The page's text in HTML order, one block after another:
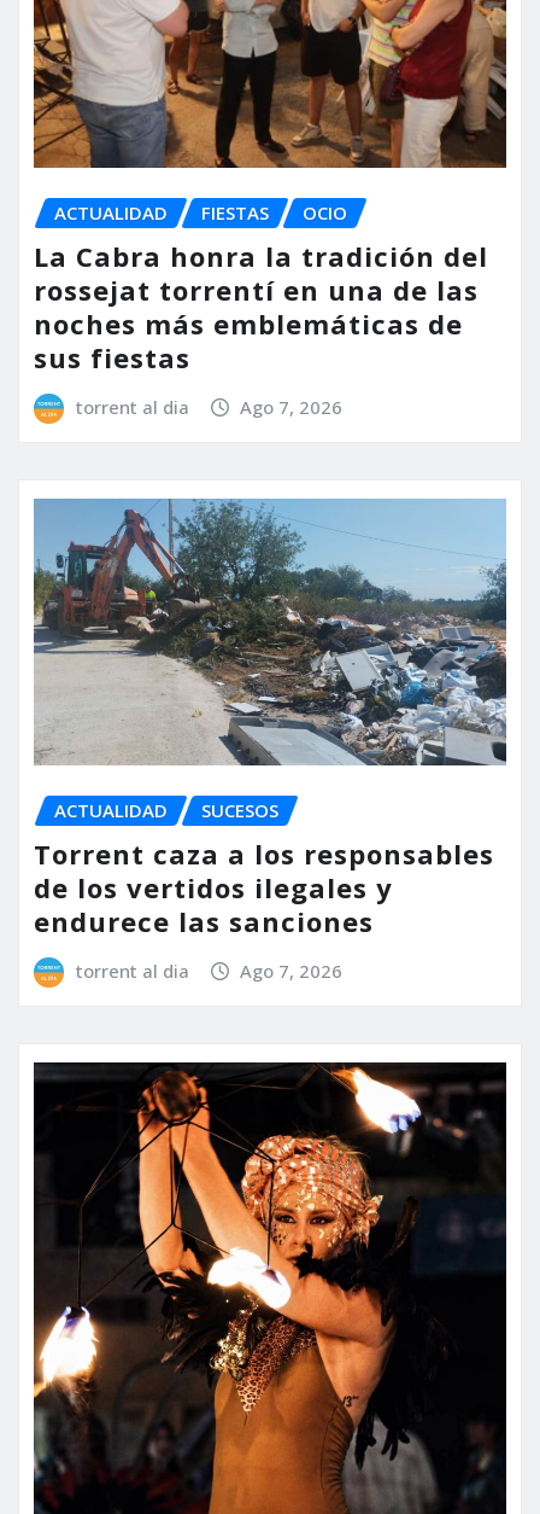
ACTUALIDAD FIESTAS OCIO
La Cabra honra la tradición del
rossejat torrentí en una de las
noches más emblemáticas de
sus fiestas
torrent al dia Ago 7, 2026
ACTUALIDAD SUCESOS
Torrent caza a los responsables
de los vertidos ilegales y
endurece las sanciones
torrent al dia Ago 7, 2026